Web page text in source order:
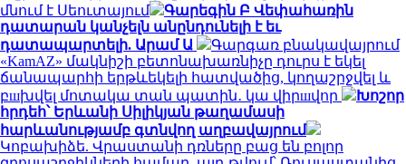
մնում է Սեուտայում
Գարեգին Բ Վեփահառին
դատարան կանչելն անընդունելի է եւ
դատապարտելի. Արամ Ա
Գարգառ բնակավայրում
«KamAZ» մակնիշի բետոնախառնիչը դուրս է եկել
ճանապարհի երթևեկելի հատվածից, կողաշրջվել և
բшխվել մոտակա տան պատին․ կա վիրшվոր
Խոշոր
հրդեհ՝ Երևանի Սիլիկյան թաղամասի
հարևանությամբ գտնվող աղբավայրում
Կոբախիձե. Վրաստանի դռները բաց են բոլոր